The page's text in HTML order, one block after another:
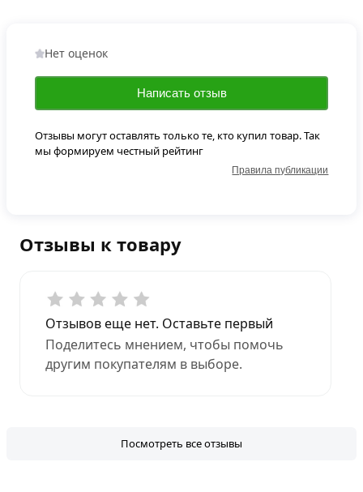
Отзывы к товару
Отзывов еще нет. Оставьте первый
Поделитесь мнением, чтобы помочь
другим покупателям в выборе.
Посмотреть все отзывы
Нет оценок
Написать отзыв
Отзывы могут оставлять только те, кто купил товар. Так
мы формируем честный рейтинг
Правила публикации